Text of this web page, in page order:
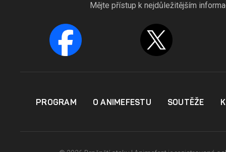
Mějte přístup k nejdůležitějším
PROGRAM O ANIMEFESTU SOUTĚŽE